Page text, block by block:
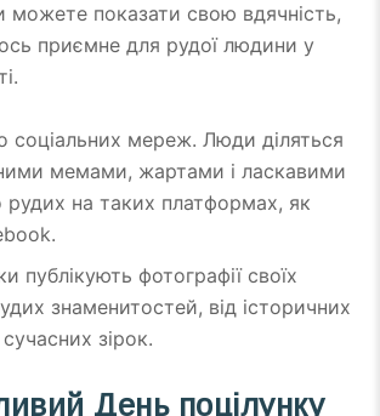
можете показати свою вдячність,
приємне для рудої людини у
соціальних мереж. Люди діляться
мемами, жартами і ласкавими
на таких платформах, як
публікують фотографії своїх
знаменитостей, від історичних
зірок.
День поцілунку